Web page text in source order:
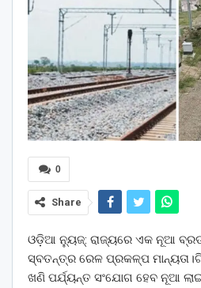
0
Share
ଓଡ଼ିଆ ନ୍ୟୁଜ୍: ରାଜ୍ୟରେ ଏକ ନୂଆ
ସ୍ବତନ୍ତ୍ର ରେଳ ପ୍ରକଳ୍ପ
ଖଣି ପର୍ଯ୍ୟନ୍ତ ସଂଯୋଗ ହେବ ନୂଆ